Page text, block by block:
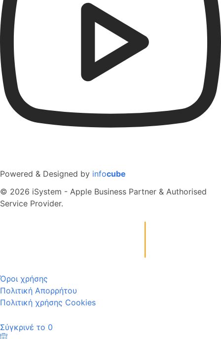
Powered & Designed by infocube
© 2026 iSystem - Apple Business Partner & Authorised
Service Provider.
Όροι χρήσης
Πολιτική Απορρήτου
Πολιτική χρήσης Cookies
Σύγκρινέ το 0